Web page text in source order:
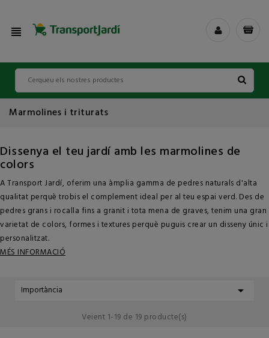
view_headline
Marmolines i triturats
Dissenya el teu jardí amb les marmolines de
colors
A Transport Jardí, oferim una àmplia gamma de pedres naturals d'alta
qualitat perquè trobis el complement ideal per al teu espai verd. Des de
pedres grans i rocalla fins a granit i tota mena de graves, tenim una gran
varietat de colors, formes i textures perquè puguis crear un disseny únic i
personalitzat.
MÉS INFORMACIÓ
Importància 
Veient 1-19 de 19 producte(s)